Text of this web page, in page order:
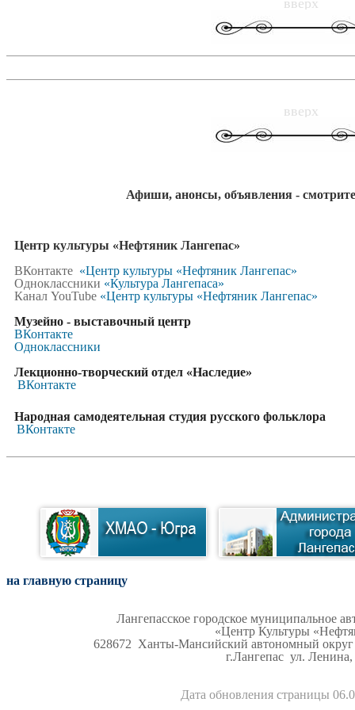
вверх
вверх
Афиши, анонсы, объявления -
Центр культуры «Нефтяник Лангепас»
ВКонтакте «Центр культуры «Нефтяник Лангепас»
Одноклассники «Культура Лангепаса»
Канал YouTube «Центр культуры «Нефтяник Лангепас»
Музейно - выставочный центр
ВКонтакте
Одноклассники
Лекционно-творческий отдел «Наследие»
ВКонтакте
Народная самодеятельная студия русского фольклора
ВКонтакте
на главную страницу
Лангепасское городское муниципальное
«Центр Культуры
628672 Ханты-Мансийский автономный
г.Лангепас ул. Ленина,
Дата обновления страницы